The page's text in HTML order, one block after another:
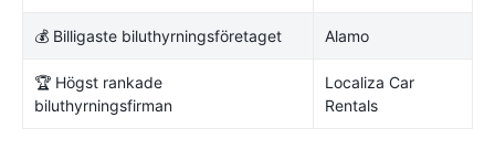
💰 Billigaste biluthyrningsföretaget Alamo
🏆 Högst rankade
biluthyrningsfirman
Localiza Car
Rentals